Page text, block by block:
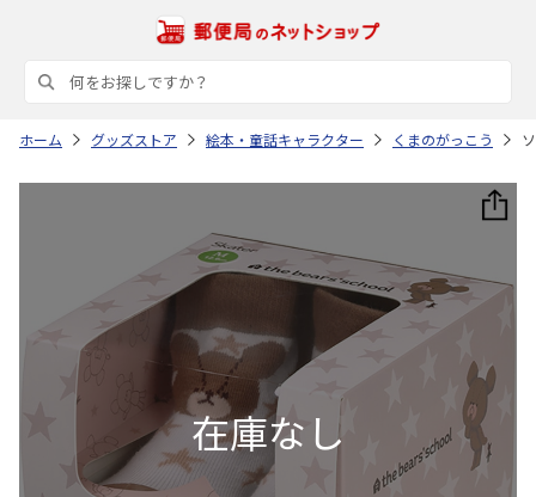
ホーム グッズストア 絵本・童話キャラクター くまのがっこう